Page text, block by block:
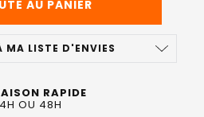
MA LISTE D'ENVIES
RAPIDE
OU 48H